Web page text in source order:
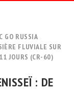
GO RUSSIA
FLUVIALE SUR
JOURS (CR-60)
: DE